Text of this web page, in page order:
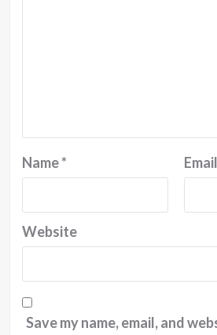
Name* Email
Website
Save my name, email, and